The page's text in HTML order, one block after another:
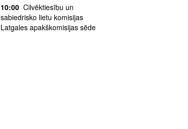
10:00 Cilvēktiesību un
sabiedrisko lietu komisijas
Latgales apakškomisijas sēde